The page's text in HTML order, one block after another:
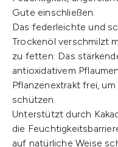
Gute einschließen.
Das federleichte und
Trockenöl verschmilzt
zu fetten. Das
antioxidativem
Pflanzenextrakt frei,
schützen.
Unterstützt durch
die
auf natürliche Weise